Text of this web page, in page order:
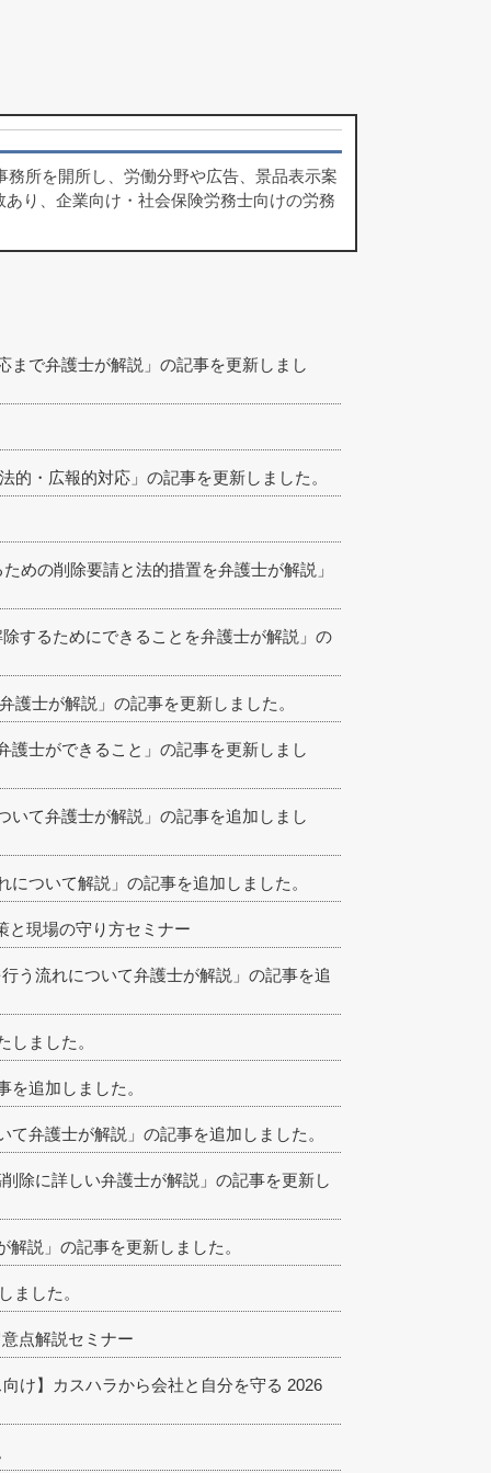
所を開所し、労働分野や広告、景品表示案
り、企業向け・社会保険労務士向けの労務
まで弁護士が解説」の記事を更新しまし
的・広報的対応」の記事を更新しました。
めの削除要請と法的措置を弁護士が解説」
するためにできることを弁護士が解説」の
士が解説」の記事を更新しました。
護士ができること」の記事を更新しまし
いて弁護士が解説」の記事を追加しまし
ついて解説」の記事を追加しました。
と現場の守り方セミナー
う流れについて弁護士が解説」の記事を追
ました。
追加しました。
弁護士が解説」の記事を追加しました。
除に詳しい弁護士が解説」の記事を更新し
説」の記事を更新しました。
ました。
点解説セミナー
け】カスハラから会社と自分を守る 2026